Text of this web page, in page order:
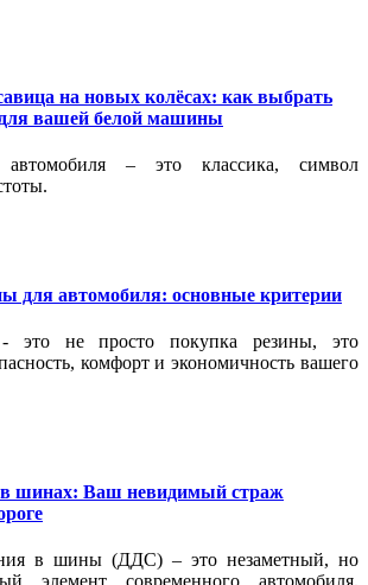
на новых колёсах: как выбрать
вашей белой машины
– это классика, символ
для автомобиля: основные критерии
не просто покупка резины, это
комфорт и экономичность вашего
в шинах: Ваш невидимый страж
в шины (ДДС) – это незаметный, но